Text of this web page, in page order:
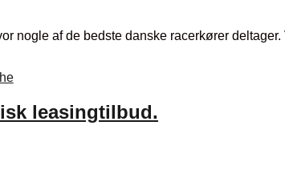
nogle af de bedste danske racerkører
leasingtilbud.